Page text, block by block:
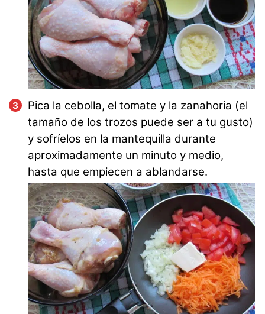
Pica la cebolla, el tomate y la zanahoria (el
tamaño de los trozos puede ser a tu gusto)
y sofríelos en la mantequilla durante
aproximadamente un minuto y medio,
hasta que empiecen a ablandarse.